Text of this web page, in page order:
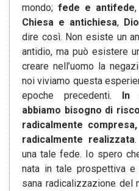
mondo; fede e antifede,
Chiesa e antichiesa,
dire così. Non esiste un
antidio, ma può esistere
creare nell’uomo la
noi viviamo questa
epoche precedenti.
In
abbiamo bisogno di
radicalmente
radicalmente realizzata
una tale fede. Io spero
nata in tale prospettiva
sana radicalizzazione del